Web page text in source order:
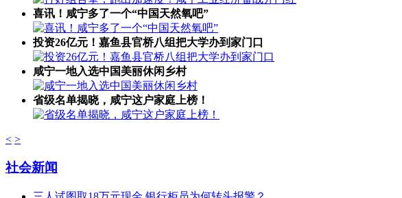
喜讯！咸宁多了一个“中国天然氧吧”
投资26亿元！嘉鱼县官桥八组把大学办到家门口
咸宁一地入选中国美丽休闲乡村
省级名单揭晓，咸宁这户家庭上榜！
< >
社会新闻